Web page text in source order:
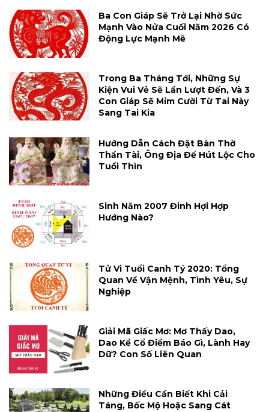
Ba Con Giáp Sẽ Trở Lại Nhờ Sức
Mạnh Vào Nửa Cuối Năm 2026 Có
Động Lực Mạnh Mẽ
Trong Ba Tháng Tới, Những Sự
Kiện Vui Vẻ Sẽ Lần Lượt Đến, Và 3
Con Giáp Sẽ Mỉm Cười Từ Tai Này
Sang Tai Kia
Hướng Dẫn Cách Đặt Bàn Thờ
Thần Tài, Ông Địa Để Hút Lộc Cho
Tuổi Thìn
Sinh Năm 2007 Đinh Hợi Hợp
Hướng Nào?
Tử Vi Tuổi Canh Tý 2020: Tổng
Quan Về Vận Mệnh, Tình Yêu, Sự
Nghiệp
Giải Mã Giấc Mơ: Mơ Thấy Dao,
Dao Kề Cổ Điềm Báo Gì, Lành Hay
Dữ? Con Số Liên Quan
Những Điều Cần Biết Khi Cải
Táng, Bốc Mộ Hoặc Sang Cát